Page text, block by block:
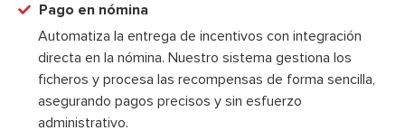
Pago en nómina
Automatiza la entrega de incentivos con integración
directa en la nómina. Nuestro sistema gestiona los
ficheros y procesa las recompensas de forma sencilla,
asegurando pagos precisos y sin esfuerzo
administrativo.